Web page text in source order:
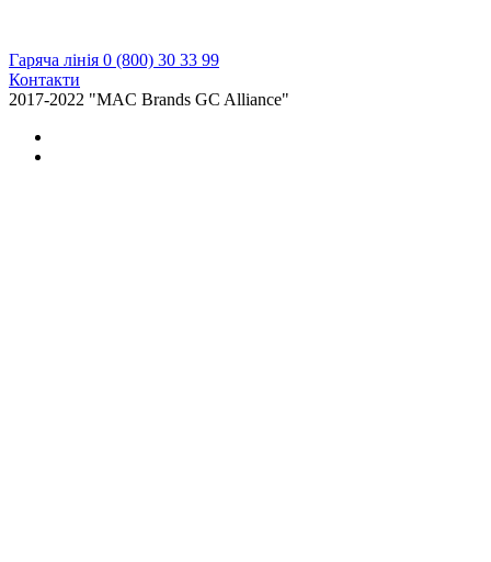
Гаряча лінія 0 (800) 30 33 99
Контакти
2017-2022 "MAC Brands GC Alliance"